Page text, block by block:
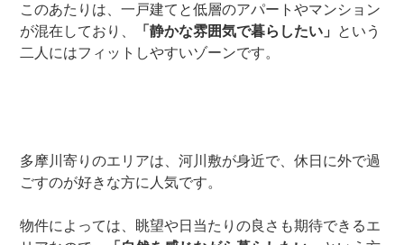
このあたりは、一戸建てと低層のアパートやマンション
が混在しており、
「静かな雰囲気で暮らしたい」 という
二人にはフィットしやすいゾーンです。
多摩川寄りのエリアは、河川敷が身近で、休日に外で過
ごすのが好きな方に人気です。
物件によっては、眺望や日当たりの良さも期待できるエ